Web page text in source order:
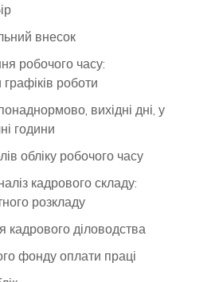
внесок
робочого часу:
графіків роботи
вихідні дні, у
години
обліку робочого часу
кадрового складу:
розкладу
кадрового діловодства
фонду оплати праці